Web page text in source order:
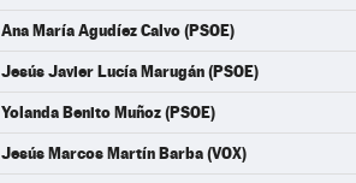
Ana María Agudíez Calvo (PSOE)
Jesús Javier Lucía Marugán (PSOE)
Yolanda Benito Muñoz (PSOE)
Jesús Marcos Martín Barba (VOX)